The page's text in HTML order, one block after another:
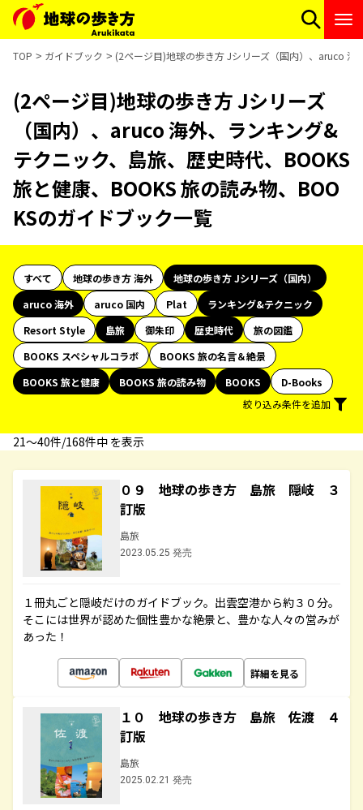
TOP ガイドブック (2ページ目)地球の歩き方 Jシリーズ（国内）、aruco 海
(2ページ目)地球の歩き方 Jシリーズ
（国内）、aruco 海外、ランキング&
テクニック、島旅、歴史時代、BOOKS
旅と健康、BOOKS 旅の読み物、BOO
KSのガイドブック一覧
すべて 地球の歩き方 海外
地球の歩き方 Jシリーズ（国内）
aruco 海外
aruco 国内 Plat
ランキング&テクニック
Resort Style
島旅 御朱印 歴史時代
旅の図鑑
BOOKS スペシャルコラボ
BOOKS 旅の名言＆絶景
BOOKS 旅と健康
BOOKS 旅の読み物 BOOKS
D-Books
絞り込み条件を追加
21〜40件/168件中 を表示
０９ 地球の歩き方 島旅 隠岐 ３
訂版
島旅
2023.05.25 発売
１冊丸ごと隠岐だけのガイドブック。出雲空港から約３０分。
そこには世界が認めた個性豊かな絶景と、豊かな人々の営みが
あった！
詳細を見る
１０ 地球の歩き方 島旅 佐渡 ４
訂版
島旅
2025.02.21 発売